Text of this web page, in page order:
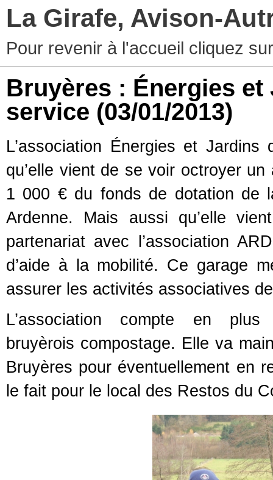
La Girafe, Avison-
Pour revenir à l'accueil cliquez
Bruyères : Énergies
service (03/01/2013)
L’association Énergies et
qu’elle vient de se voir octroyer
1 000 € du fonds de dotation de
Ardenne. Mais aussi qu’elle
partenariat avec l’association
d’aide à la mobilité. Ce garage
assurer les activités associatives
L’association compte en
bruyèrois compostage. Elle va
Bruyères pour éventuellement en
le fait pour le local des Restos du